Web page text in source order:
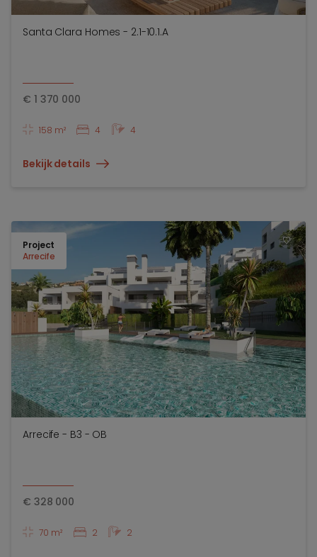
Santa Clara Homes - 2.1-10.1.A
€ 1 370 000
158 m² 4 4
Bekijk details
Project
Arrecife
Arrecife - B3 - OB
€ 328 000
70 m² 2 2